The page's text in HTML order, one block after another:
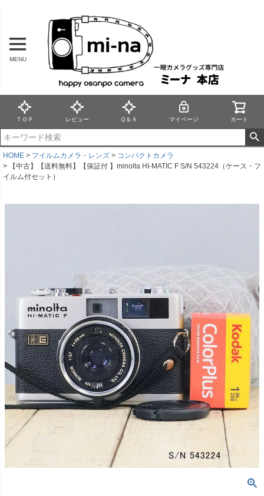
MENU
ＴＯＰ レビュー Ｑ＆Ａ マイページ カート
HOME フイルムカメラ・レンズ
コンパクトカメラ
【中古】【送料無料】【保証付 】minolta HI-MATIC F S/N 543224（ケース・フ
イルム付セット）